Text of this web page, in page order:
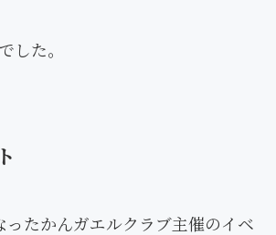
した。
ったかんガエルクラブ主催のイベ